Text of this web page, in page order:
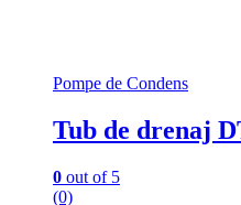
Pompe de Condens
Tub de drenaj
0 out of 5
(0)